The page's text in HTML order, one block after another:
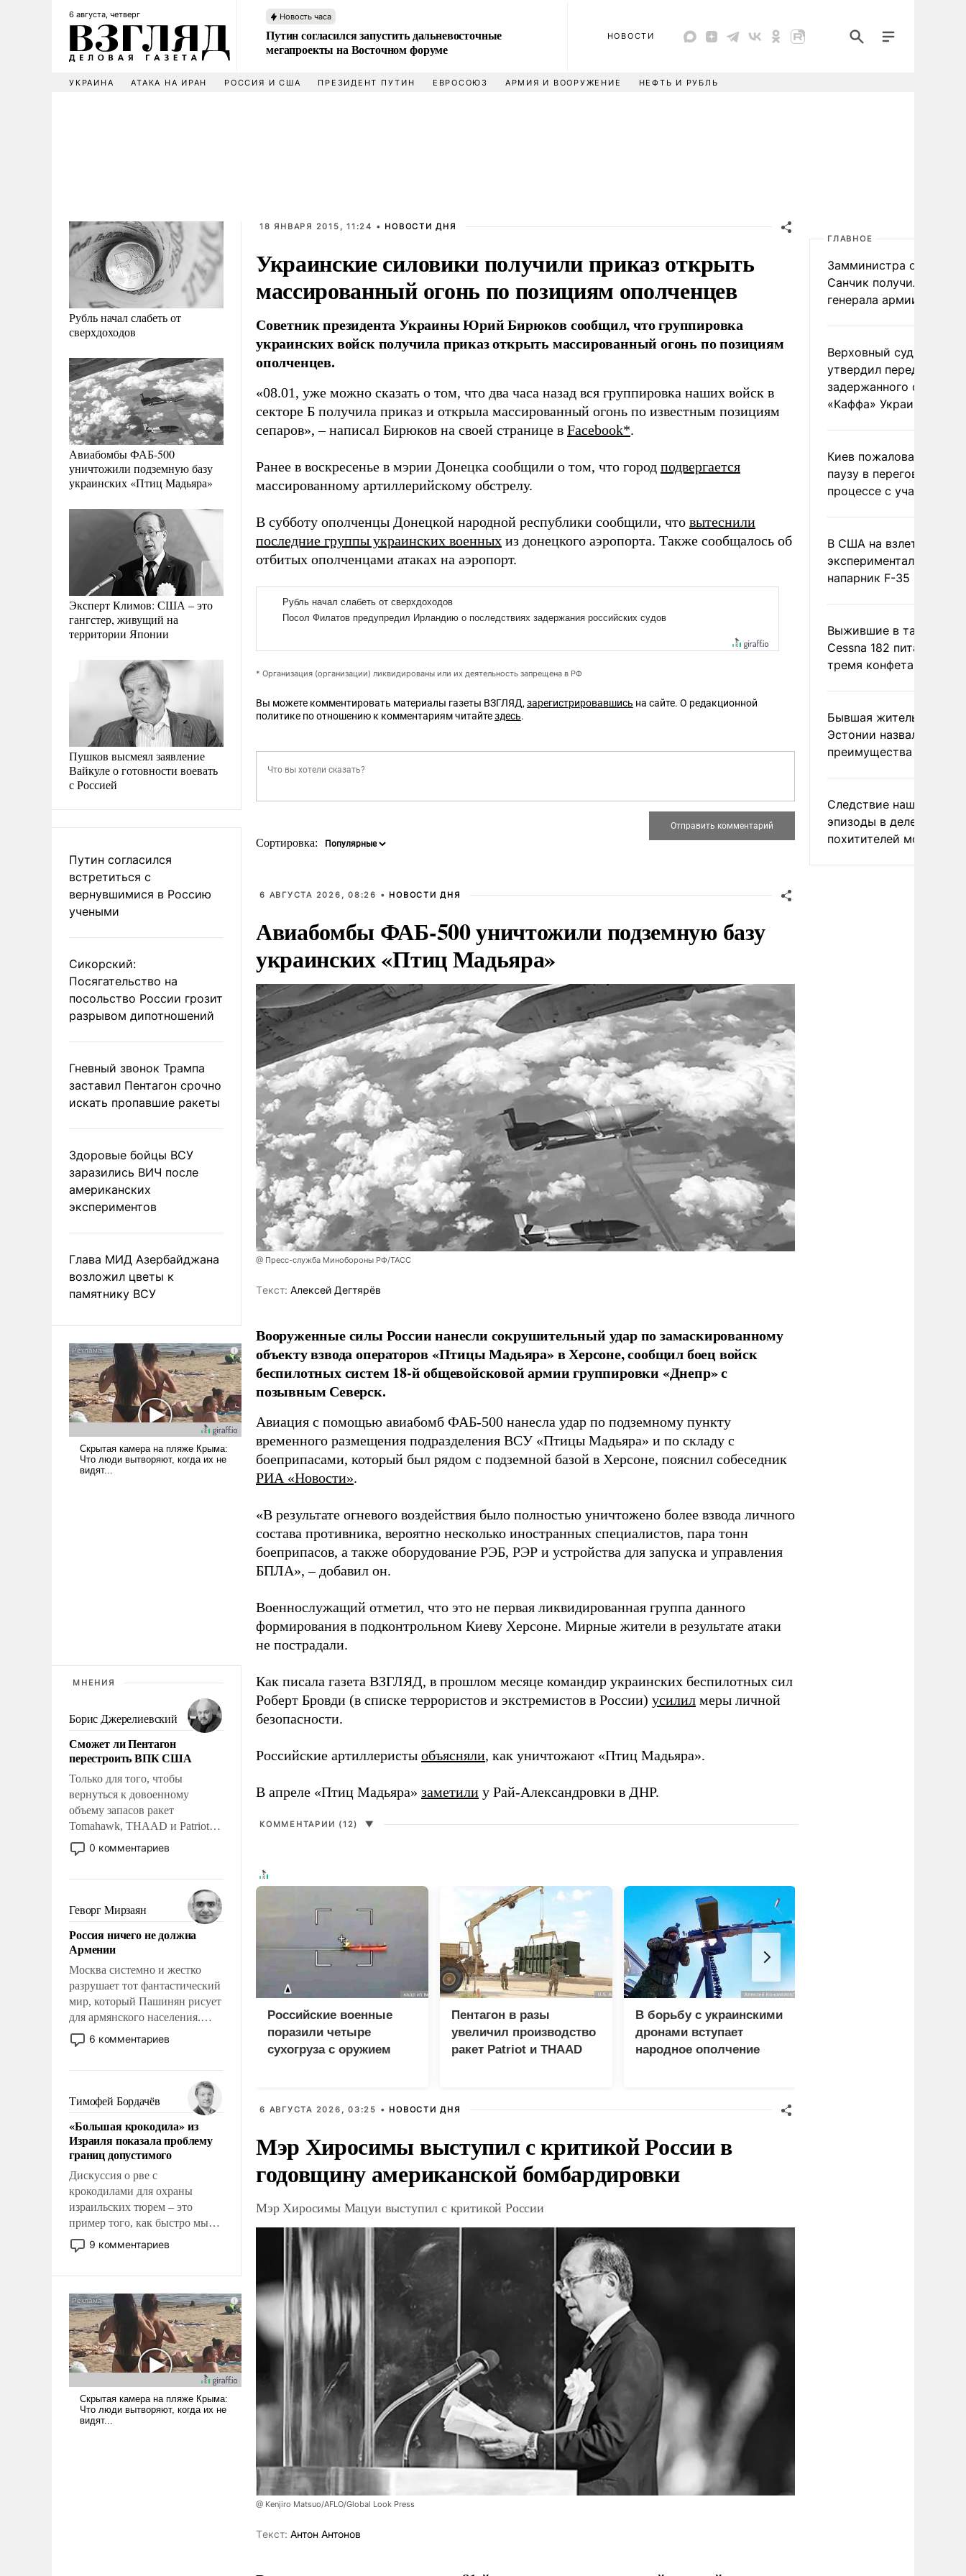
6 августа, четверг Новость часа
Путин согласился запустить дальневосточные
мегапроекты на Восточном форуме
НОВОСТИ
УКРАИНА АТАКА НА ИРАН РОССИЯ И США ПРЕЗИДЕНТ ПУТИН ЕВРОСОЮЗ АРМИЯ И ВООРУЖЕНИЕ НЕФТЬ И РУБЛЬ
Рубль начал слабеть от
сверхдоходов
Авиабомбы ФАБ-500
уничтожили подземную базу
украинских «Птиц Мадьяра»
Эксперт Климов: США – это
гангстер, живущий на
территории Японии
Пушков высмеял заявление
Вайкуле о готовности воевать
с Россией
Путин согласился
встретиться с
вернувшимися в Россию
учеными
Сикорский:
Посягательство на
посольство России грозит
разрывом дипотношений
Гневный звонок Трампа
заставил Пентагон срочно
искать пропавшие ракеты
Здоровые бойцы ВСУ
заразились ВИЧ после
американских
экспериментов
Глава МИД Азербайджана
возложил цветы к
памятнику ВСУ
МНЕНИЯ
Борис Джерелиевский
Сможет ли Пентагон
перестроить ВПК США
Только для того, чтобы
вернуться к довоенному
объему запасов ракет
Tomahawk, THAAD и Patriot
США потребуется более трех
лет. Даже небольшая война с
Сложившаяся ситуация
означает многолетний период
уязвимости США, например,
перед Китаем.
0 комментариев
Геворг Мирзаян
Россия ничего не должна
Армении
Москва системно и жестко
разрушает тот фантастический
мир, который Пашинян рисует
для армянского населения.
Мир, где этому населению все
должны просто по
политические прожекты будут
беспрекословно оплачиваться
за счет российских
налогоплательщиков и где за
свои поступки не нужно
отвечать.
6 комментариев
Тимофей Бордачёв
«Большая крокодила» из
Израиля показала проблему
границ допустимого
Дискуссия о рве с
крокодилами для охраны
израильских тюрем – это
пример того, как быстро мы
двигаемся по пути
революционных изменений.
псевдонаучной фантастики,
стало всерьез обсуждаемой
идеей.
9 комментариев
18 ЯНВАРЯ 2015, 11:24 • НОВОСТИ ДНЯ
Украинские силовики получили приказ открыть
массированный огонь по позициям ополченцев
Советник президента Украины Юрий Бирюков сообщил, что группировка
украинских войск получила приказ открыть массированный огонь по позициям
ополченцев.
«08.01, уже можно сказать о том, что два часа назад вся группировка наших войск в
секторе Б получила приказ и открыла массированный огонь по известным позициям
сепаров», – написал Бирюков на своей странице в Facebook*.
Ранее в воскресенье в мэрии Донецка сообщили о том, что город подвергается
массированному артиллерийскому обстрелу.
В субботу ополченцы Донецкой народной республики сообщили, что вытеснили
последние группы украинских военных из донецкого аэропорта. Также сообщалось об
отбитых ополченцами атаках на аэропорт.
* Организация (организации) ликвидированы или их деятельность запрещена в РФ
Вы можете комментировать материалы газеты ВЗГЛЯД, зарегистрировавшись на сайте. О редакционной
политике по отношению к комментариям читайтездесь.
Сортировка:
6 АВГУСТА 2026, 08:26 • НОВОСТИ ДНЯ
Авиабомбы ФАБ-500 уничтожили подземную базу
украинских «Птиц Мадьяра»
@ Пресс-служба Минобороны РФ/ТАСС
Tекст: Алексей Дегтярёв
Вооруженные силы России нанесли сокрушительный удар по замаскированному
объекту взвода операторов «Птицы Мадьяра» в Херсоне, сообщил боец войск
беспилотных систем 18-й общевойсковой армии группировки «Днепр» с
позывным Северск.
Авиация с помощью авиабомб ФАБ-500 нанесла удар по подземному пункту
временного размещения подразделения ВСУ «Птицы Мадьяра» и по складу с
боеприпасами, который был рядом с подземной базой в Херсоне, пояснил собеседник
РИА «Новости».
«В результате огневого воздействия было полностью уничтожено более взвода личного
состава противника, вероятно несколько иностранных специалистов, пара тонн
боеприпасов, а также оборудование РЭБ, РЭР и устройства для запуска и управления
БПЛА», – добавил он.
Военнослужащий отметил, что это не первая ликвидированная группа данного
формирования в подконтрольном Киеву Херсоне. Мирные жители в результате атаки
не пострадали.
Как писала газета ВЗГЛЯД, в прошлом месяце командир украинских беспилотных сил
Роберт Бровди (в списке террористов и экстремистов в России) усилил меры личной
безопасности.
Российские артиллеристы объясняли, как уничтожают «Птиц Мадьяра».
В апреле «Птиц Мадьяра» заметили у Рай-Александровки в ДНР.
КОММЕНТАРИИ (12) ▼
Российские военные
поразили четыре
сухогруза с оружием
Пентагон в разы
увеличил производство
ракет Patriot и THAAD
В борьбу с украинскими
дронами вступает
народное ополчение
6 АВГУСТА 2026, 03:25 • НОВОСТИ ДНЯ
Мэр Хиросимы выступил с критикой России в
годовщину американской бомбардировки
Мэр Хиросимы Мацуи выступил с критикой России
@ Kenjiro Matsuo/AFLO/Global Look Press
Tекст: Антон Антонов
ГЛАВНОЕ
Замминистра обороны
Санчик получил звание
генерала армии
Верховный суд Швеции
утвердил передачу
задержанного
«Каффа» Украине
Киев пожаловался на
паузу в переговорном
процессе с участием
В США на взлете
экспериментальный
напарник F-35
Выжившие в тайге
Cessna 182 питались
тремя конфетами
Бывшая жительница
Эстонии назвала
преимущества России
Следствие нашло
эпизоды в деле
похитителей москвичек